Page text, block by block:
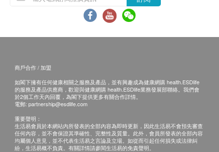
商戶合作 / 加盟
如閣下擁有任何健康相關之服務及產品，並有興趣成為健康網購 health.ESDlife
的服務及產品供應商，歡迎與健康網購 health.ESDlife業務發展部聯絡。我們會
於2個工作天內回覆，為閣下提供更多有關合作詳情。
電郵: partnership@esdlife.com
重要聲明：
生活易會員於本網站內所發表的全部內容為即時更新，因此生活易不會預先審查
任何內容，並不會保證其準確性、完整性及質量。此外，會員所發表的全部內容
均屬個人意見，並不代表生活易之言論及立場。如從而引起任何損失或法律糾
紛，生活易概不負責。有關詳情請參閱生活易的免責聲明。